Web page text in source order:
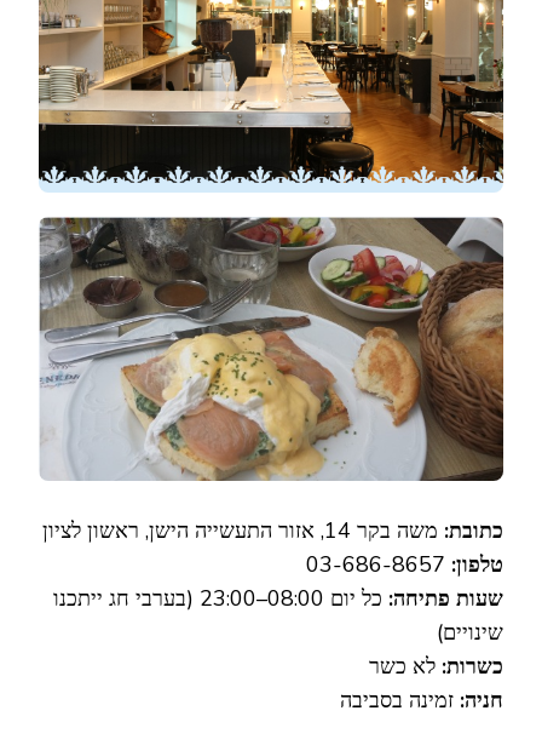
כתובת: משה בקר 14, אזור התעשייה הישן, ראשון לציון
טלפון:
שעות פתיחה:
כל יום 08:00–23:00 (בערבי חג ייתכנו
שינויים)
כשרות: לא כשר
חניה: זמינה בסביבה